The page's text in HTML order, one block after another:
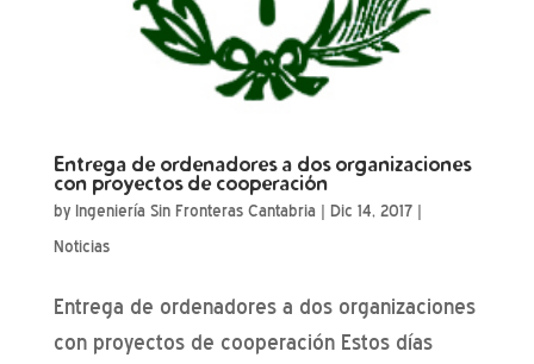
Entrega de ordenadores a dos organizaciones
con proyectos de cooperación
by Ingeniería Sin Fronteras Cantabria | Dic 14, 2017|
Noticias
Entrega de ordenadores a dos organizaciones
con proyectos de cooperación Estos días